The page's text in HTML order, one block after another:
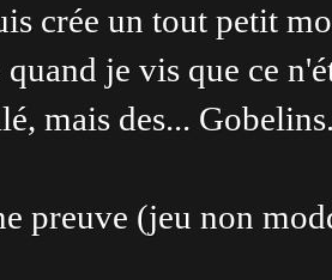
crée un tout petit
quand je vis que ce
mais des...
preuve (jeu non